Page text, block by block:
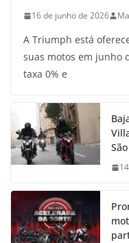
16 de junho de 2026
A Triumph está
suas motos em junho
taxa 0% e